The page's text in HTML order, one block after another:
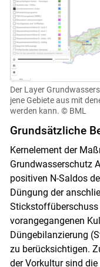
Der Layer
jene Gebiete aus mit
werden kann. © BML
Grundsätzliche
Kernelement der
Grundwasserschutz
positiven N-Saldos
Düngung der
vorangegangenen
Düngebilanzierung
zu berücksichtigen.
der Vorkultur sind